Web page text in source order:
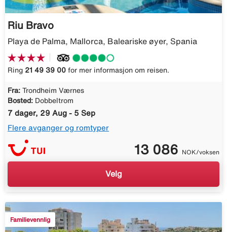
Riu Bravo
Playa de Palma, Mallorca, Baleariske øyer, Spania
Ring 21 49 39 00 for mer informasjon om reisen.
Fra: Trondheim Værnes
Bosted: Dobbeltrom
7 dager, 29 Aug - 5 Sep
Flere avganger og romtyper
13 086 NOK/voksen
Velg
Familievennlig